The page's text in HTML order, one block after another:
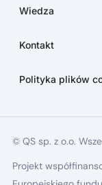
Wiedza
Kontakt
Polityka plików
© QS sp. z o.o.
Projekt